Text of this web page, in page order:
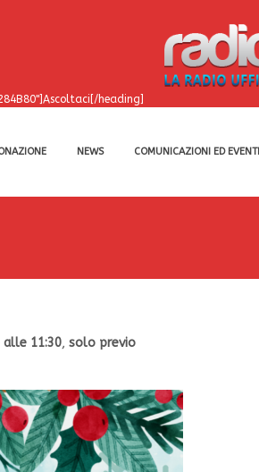
heading]
NEWS COMUNICAZIONI ED EVENTI
11:30, solo previo